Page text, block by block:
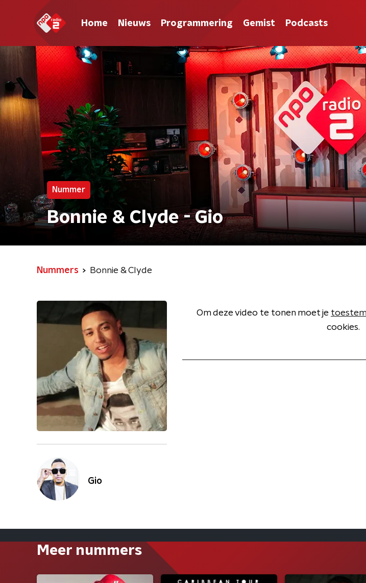
Home Nieuws Programmering Gemist Podcasts
Nummer
Bonnie & Clyde - Gio
Nummers Bonnie & Clyde
Gio
Om deze video te tonen moet je
cookies.
Meer nummers